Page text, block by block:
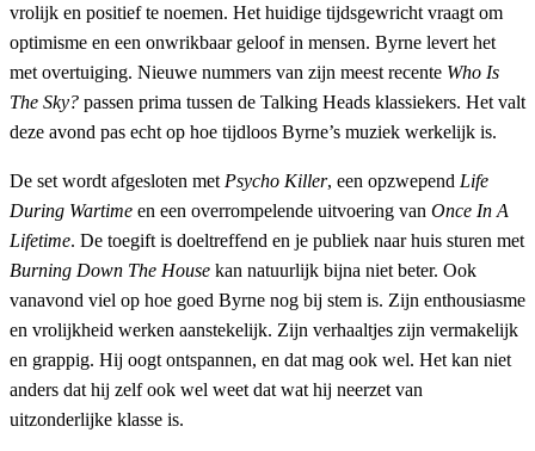
vrolijk en positief te noemen. Het huidige tijdsgewricht vraagt om
optimisme en een onwrikbaar geloof in mensen. Byrne levert het
met overtuiging. Nieuwe nummers van zijn meest recente Who Is
The Sky? passen prima tussen de Talking Heads klassiekers. Het valt
deze avond pas echt op hoe tijdloos Byrne’s muziek werkelijk is.
De set wordt afgesloten met Psycho Killer, een opzwepend Life
During Wartime en een overrompelende uitvoering van Once In A
Lifetime. De toegift is doeltreffend en je publiek naar huis sturen met
Burning Down The House kan natuurlijk bijna niet beter. Ook
vanavond viel op hoe goed Byrne nog bij stem is. Zijn enthousiasme
en vrolijkheid werken aanstekelijk. Zijn verhaaltjes zijn vermakelijk
en grappig. Hij oogt ontspannen, en dat mag ook wel. Het kan niet
anders dat hij zelf ook wel weet dat wat hij neerzet van
uitzonderlijke klasse is.